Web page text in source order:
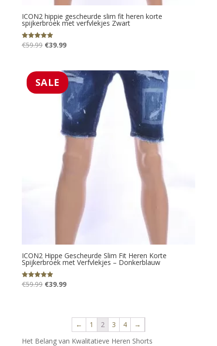
ICON2 hippie gescheurde slim fit heren korte
spijkerbroek met verfvlekjes Zwart
Gewaardeerd
5.00
€59.99 Oorspronkelijke
€59.99.
€39.99Huidige
€39.99.
SALE
ICON2 Hippe Gescheurde Slim Fit Heren Korte
Spijkerbroek met Verfvlekjes – Donkerblauw
Gewaardeerd
5.00
€59.99 Oorspronkelijke
€39.99Huidige
€39.99.
← 1 2 3 4
→
Het Belang van Kwalitatieve Heren Shorts